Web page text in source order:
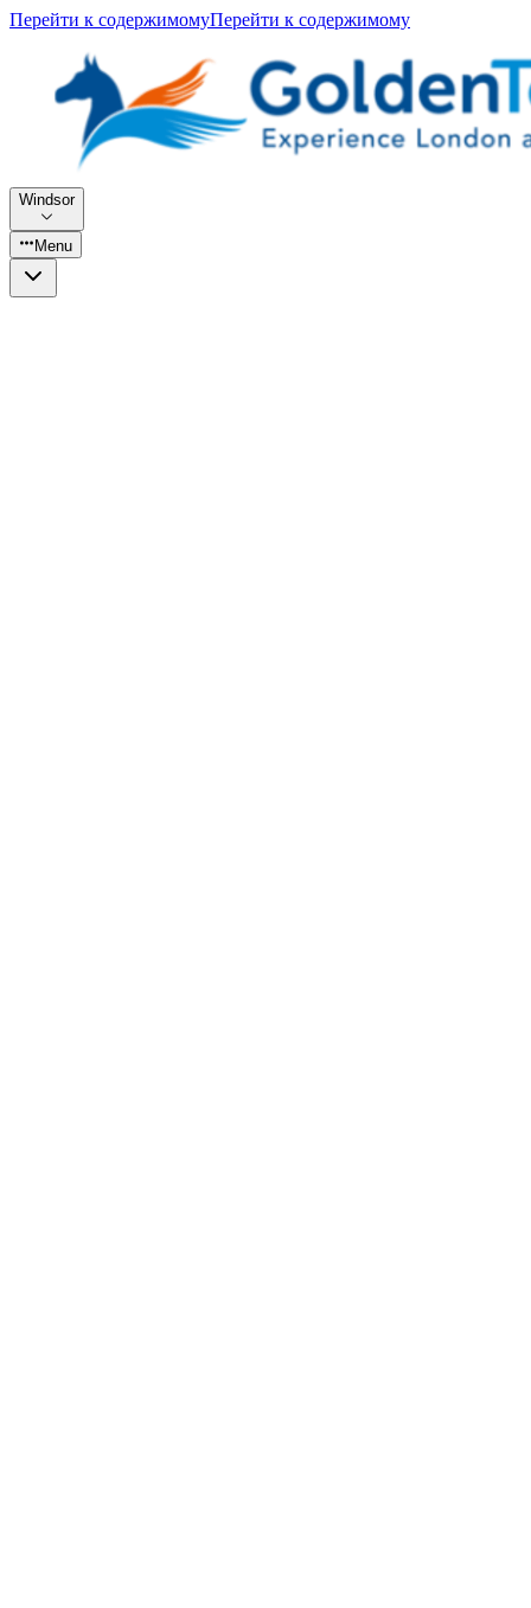
Перейти к содержимомуПерейти к содержимому
Windsor
Menu